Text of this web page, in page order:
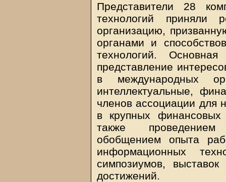
Представители 28
технологий приняли
организацию,
органами и
технологий.
представление
в международных
интеллектуальные,
членов ассоциации для
в крупных финансовых
также проведением
обобщением опыта
информационных
симпозиумов,
достижений.